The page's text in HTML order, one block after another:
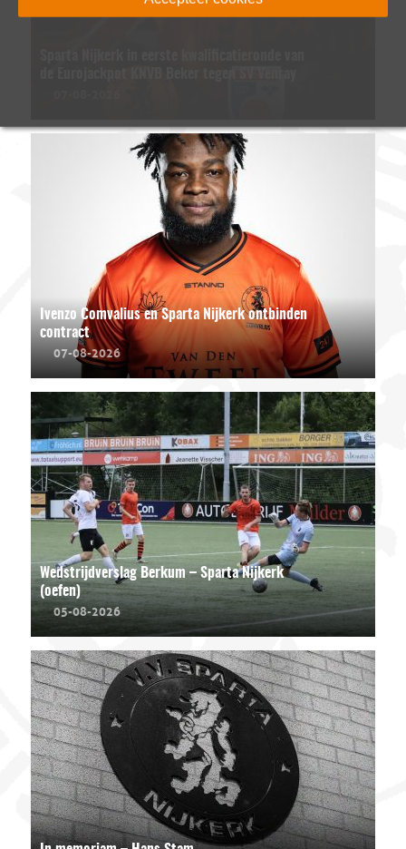
Ivenzo Comvalius en Sparta Nijkerk ontbinden
contract
07-08-2026
Wedstrijdverslag Berkum – Sparta Nijkerk
(oefen)
05-08-2026